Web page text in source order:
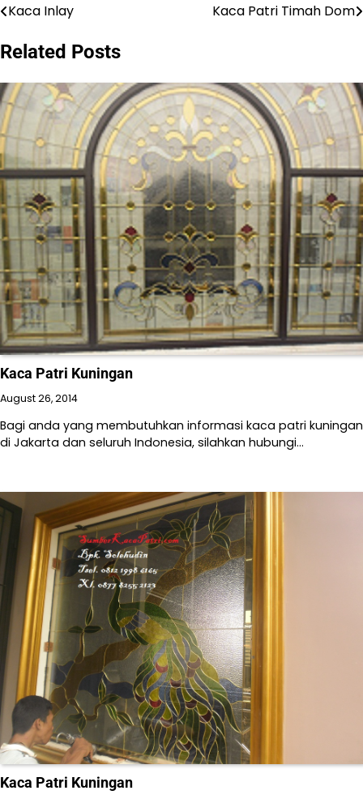
Post
navigation
Kaca Inlay Kaca Patri Timah Dom
Related Posts
Kaca Patri Kuningan
August 26, 2014
Bagi anda yang membutuhkan informasi kaca patri kuningan
di Jakarta dan seluruh Indonesia, silahkan hubungi…
Kaca Patri Kuningan